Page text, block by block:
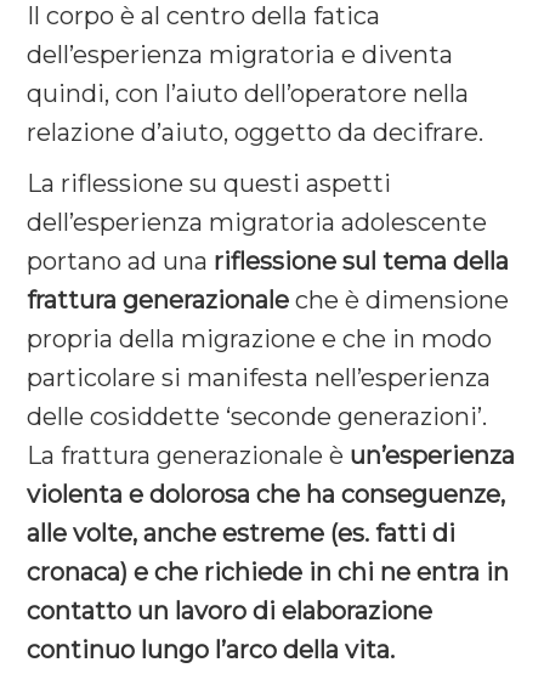
Il corpo è al centro della fatica
dell’esperienza migratoria e diventa
quindi, con l’aiuto dell’operatore nella
relazione d’aiuto, oggetto da decifrare.
La riflessione su questi aspetti
dell’esperienza migratoria adolescente
portano ad una riflessione sul tema della
frattura generazionaleche è dimensione
propria della migrazione e che in modo
particolare si manifesta nell’esperienza
delle cosiddette ‘seconde generazioni’.
La frattura generazionale è un’esperienza
violenta e dolorosa che ha conseguenze,
alle volte, anche estreme (es. fatti di
cronaca) e che richiede in chi ne entra in
contatto un lavoro di elaborazione
continuo lungo l’arco della vita.